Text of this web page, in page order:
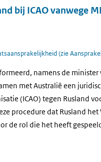
bij ICAO vanwege
(zie
namens de minister
met Australië een
(ICAO) tegen Rusland
procedure dat Rusland het
de rol die het heeft